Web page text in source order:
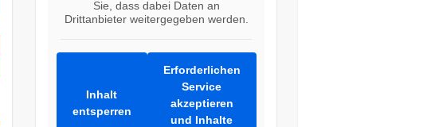
Sie, dass dabei Daten an
Drittanbieter weitergegeben werden.
Inhalt
entsperren
Erforderlichen
Service
akzeptieren
und Inhalte